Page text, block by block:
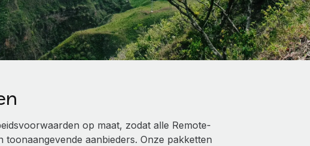
op maat, zodat alle Remote-
aanbieders. Onze pakketten